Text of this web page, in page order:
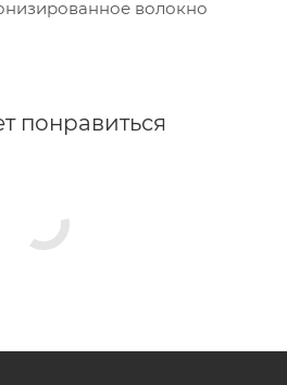
волокно
понравиться